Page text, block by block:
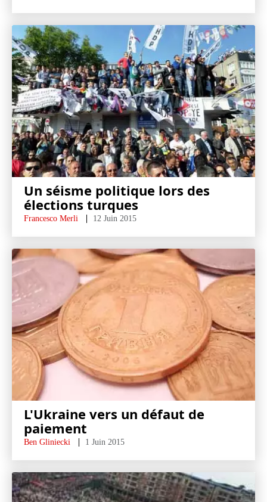
Un séisme politique lors des
élections turques
Francesco Merli 12 Juin 2015
L'Ukraine vers un défaut de
paiement
Ben Gliniecki 1 Juin 2015